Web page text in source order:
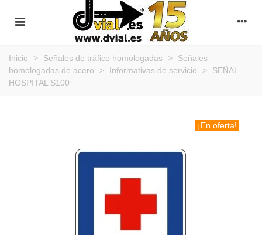
Inicio > Señales de tráfico homologadas >
Señales
homologadas de acero
> Informativas de servicio >
SEÑAL
HOSPITAL S100
¡En oferta!